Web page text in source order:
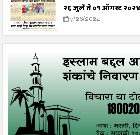
२६ जुलै ते ०१ ऑगस्ट २०२४
7/26/2024